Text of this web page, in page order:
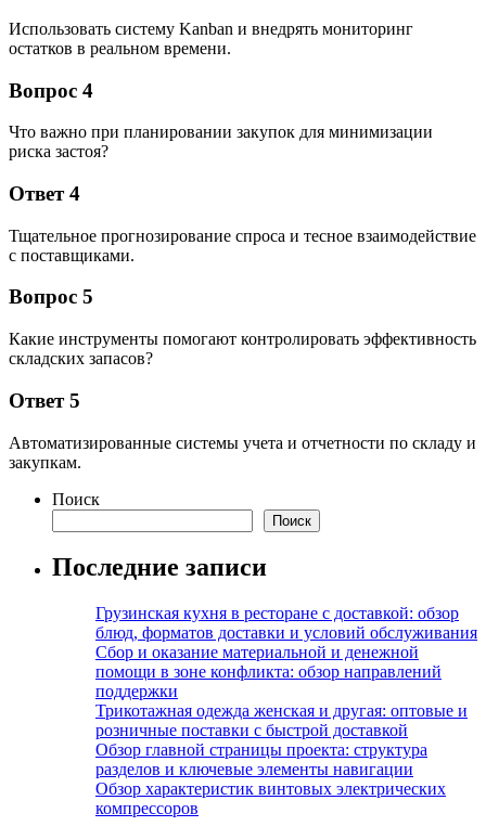
Использовать систему Kanban и внедрять мониторинг
остатков в реальном времени.
Вопрос 4
Что важно при планировании закупок для минимизации
риска застоя?
Ответ 4
Тщательное прогнозирование спроса и тесное взаимодействие
с поставщиками.
Вопрос 5
Какие инструменты помогают контролировать эффективность
складских запасов?
Ответ 5
Автоматизированные системы учета и отчетности по складу и
закупкам.
Поиск
Поиск
Последние записи
Грузинская кухня в ресторане с доставкой: обзор
блюд, форматов доставки и условий обслуживания
Сбор и оказание материальной и денежной
помощи в зоне конфликта: обзор направлений
поддержки
Трикотажная одежда женская и другая: оптовые и
розничные поставки с быстрой доставкой
Обзор главной страницы проекта: структура
разделов и ключевые элементы навигации
Обзор характеристик винтовых электрических
компрессоров